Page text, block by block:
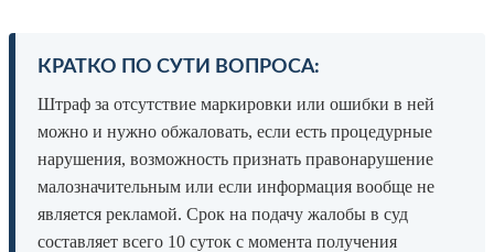
КРАТКО ПО СУТИ ВОПРОСА:
Штраф за отсутствие маркировки или ошибки в ней
можно и нужно обжаловать, если есть процедурные
нарушения, возможность признать правонарушение
малозначительным или если информация вообще не
является рекламой. Срок на подачу жалобы в суд
составляет всего 10 суток с момента получения